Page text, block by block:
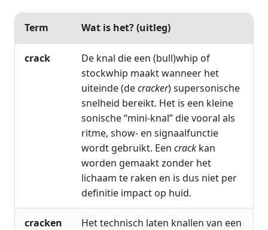
Term Wat is het? (uitleg)
crack
De knal die een (bull)whip of
stockwhip maakt wanneer het
uiteinde (decracker) supersonische
snelheid bereikt. Het is een kleine
sonische “mini-knal” die vooral als
ritme, show- en signaalfunctie
wordt gebruikt. Een crack kan
worden gemaakt zonder het
lichaam te raken en is dus niet per
definitie impact op huid.
cracken
Het technisch laten knallen van een